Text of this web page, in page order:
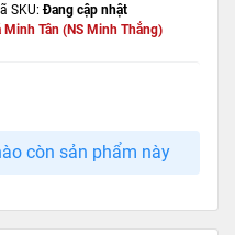
SKU:Đang cập nhật
Minh Tân (NS Minh Thắng)
còn sản phẩm này